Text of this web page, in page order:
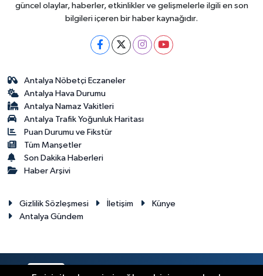
güncel olaylar, haberler, etkinlikler ve gelişmelerle ilgili en son
bilgileri içeren bir haber kaynağıdır.
Antalya Nöbetçi Eczaneler
Antalya Hava Durumu
Antalya Namaz Vakitleri
Antalya Trafik Yoğunluk Haritası
Puan Durumu ve Fikstür
Tüm Manşetler
Son Dakika Haberleri
Haber Arşivi
Gizlilik Sözleşmesi İletişim
Künye
Antalya Gündem